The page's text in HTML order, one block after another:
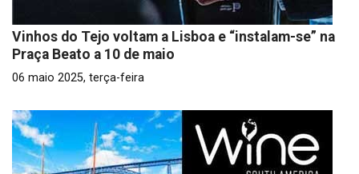
Vinhos do Tejo voltam a Lisboa e “instalam-se” na
Praça Beato a 10 de maio
06 maio 2025, terça-feira